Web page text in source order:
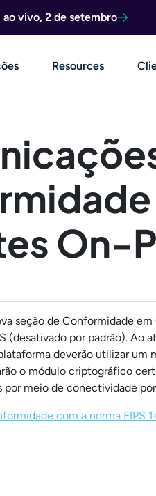
vivo, 2 de setembro
Resources
On-
seção de Conformidade
(desativado por padrão).
deverão utilizar um
o módulo criptográfico
por meio de conectividade
com a norma FIPS